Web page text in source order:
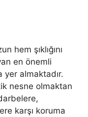
hem şıklığını
en önemli
yer almaktadır.
nesne olmaktan
karşı koruma